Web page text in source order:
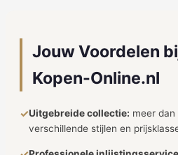
Jouw Voordelen
Kopen-Online.nl
✓Uitgebreide collectie: meer
verschillende stijlen en